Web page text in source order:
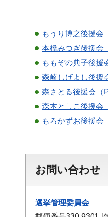
もうり博之後援会
本橋みつぎ後援会
ももぞの典子後援
森崎しげよし後援
森さとる後援会（
森本としこ後援会
もろかずお後援会
お問い合わせ
選挙管理委員会